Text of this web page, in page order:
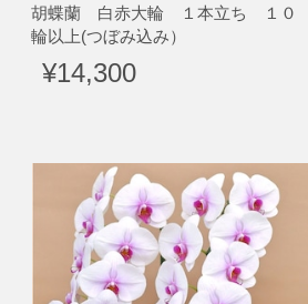
胡蝶蘭 白赤大輪 １本立ち １０
輪以上(つぼみ込み）
¥14,300